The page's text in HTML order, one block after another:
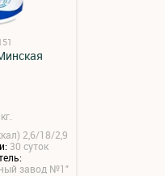
2,6/18/2,9
30 суток
завод №1"